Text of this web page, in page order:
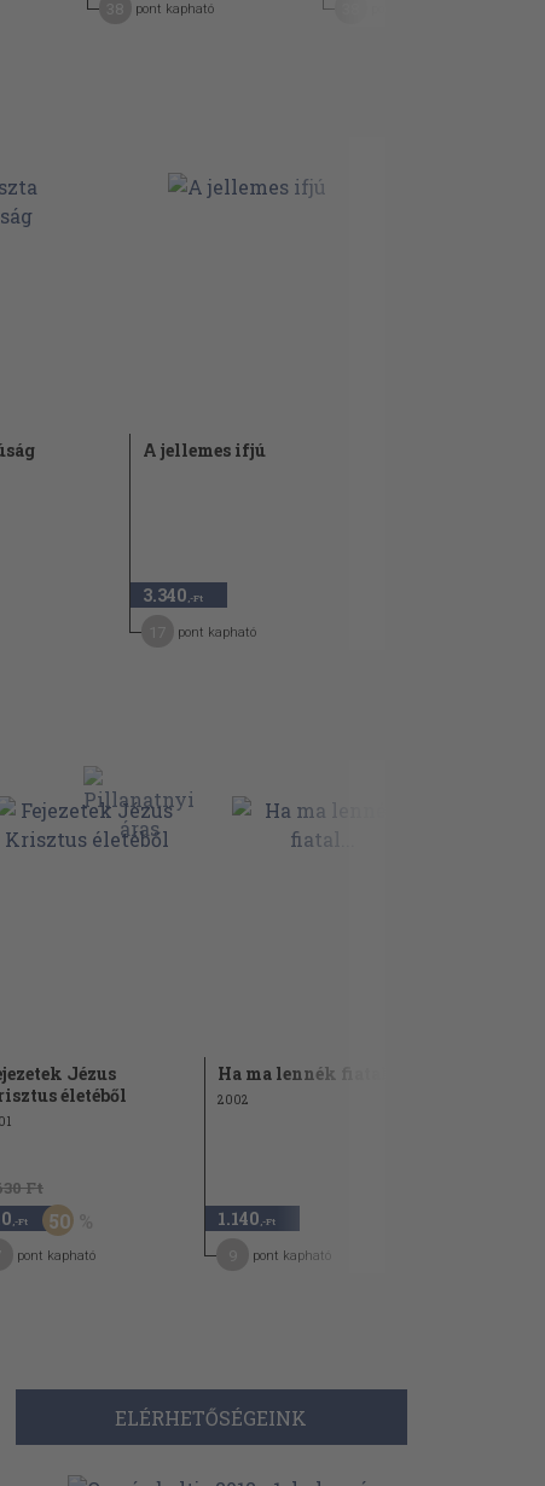
pont kapható
A jellemes ifjú
3.340 ,-Ft
pont kapható
Jézus
életéből
Ft
,-Ft 50
pont kapható
Ha ma lennék fiatal...
2002
1.140 ,-Ft
pont kapható
ELÉRHETŐSÉGEINK